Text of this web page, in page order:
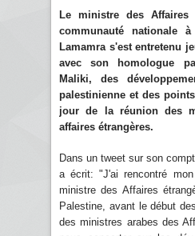
Le ministre des Affaires
communauté nationale à
Lamamra s'est entretenu
avec son homologue
Maliki, des
palestinienne et des
jour de la réunion des
affaires étrangères.
Dans un tweet sur son
a écrit: "J'ai rencontré mon
ministre des Affaires
Palestine, avant le début
des ministres arabes des